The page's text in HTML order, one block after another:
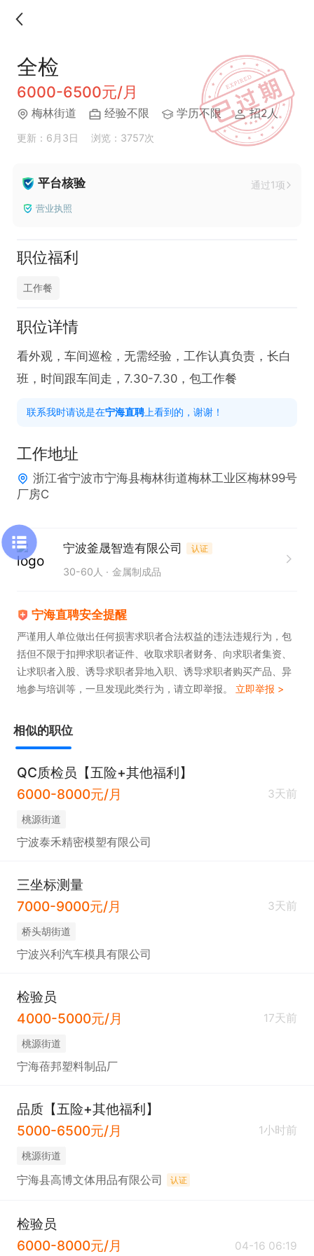
全检
6000-6500元/月
梅林街道 经验不限 学历不限 招2人
更新：6月3日 浏览：3757次
平台核验 通过1项
营业执照
职位福利
工作餐
职位详情
看外观，车间巡检，无需经验，工作认真负责，长白
班，时间跟车间走，7.30-7.30，包工作餐
联系我时请说是在宁海直聘 上看到的，谢谢！
工作地址
浙江省宁波市宁海县梅林街道梅林工业区梅林99号
厂房C
宁波釜晟智造有限公司 认证
30-60人 金属制成品
宁海直聘安全提醒
严谨用人单位做出任何损害求职者合法权益的违法违规行为，包
括但不限于扣押求职者证件、收取求职者财务、向求职者集资、
让求职者入股、诱导求职者异地入职、诱导求职者购买产品、异
地参与培训等，一旦发现此类行为，请立即举报。 立即举报 >
相似的职位
QC质检员【五险+其他福利】
6000-8000元/月
3天前
桃源街道
宁波泰禾精密模塑有限公司
三坐标测量
7000-9000元/月
3天前
桥头胡街道
宁波兴利汽车模具有限公司
检验员
4000-5000元/月
17天前
桃源街道
宁海蓓邦塑料制品厂
品质【五险+其他福利】
5000-6500元/月
1小时前
桃源街道
宁海县高博文体用品有限公司 认证
检验员
6000-8000元/月
04-16 06:19